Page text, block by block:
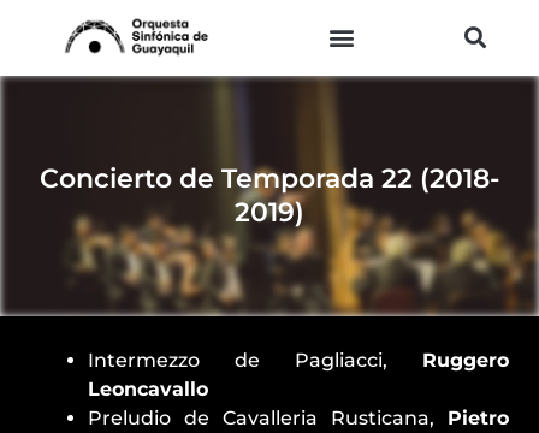
contenido
Concierto de Temporada 22 (2018-
2019)
Intermezzo de Pagliacci, Ruggero
Leoncavallo
Preludio de Cavalleria Rusticana, Pietro